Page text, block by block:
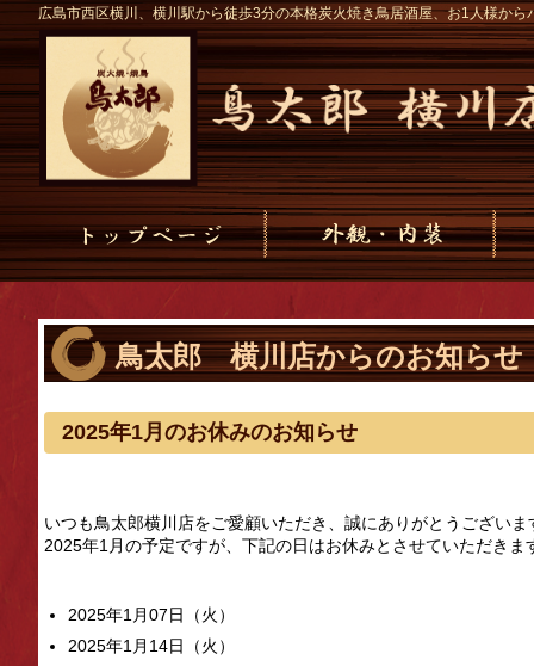
広島市西区横川、横川駅から徒歩3分の本格炭火焼き鳥居酒屋、お1人様か
鳥太郎 横川店からのお知らせ
2025年1月のお休みのお知らせ
いつも鳥太郎横川店をご愛顧いただき、誠にありがとうございま
2025年1月の予定ですが、下記の日はお休みとさせていただきま
2025年1月07日（火）
2025年1月14日（火）